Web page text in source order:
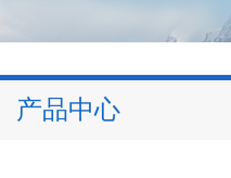
产品中心